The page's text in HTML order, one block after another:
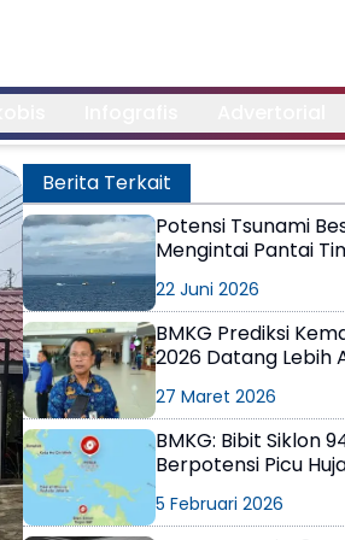
Berita Terkait
Potensi Tsunami
Mengintai Pantai
Balikpapan
22 Juni 2026
BMKG Prediksi
2026 Datang Lebih
27 Maret 2026
BMKG: Bibit Siklon
Berpotensi Picu
Kaltim
5 Februari 2026